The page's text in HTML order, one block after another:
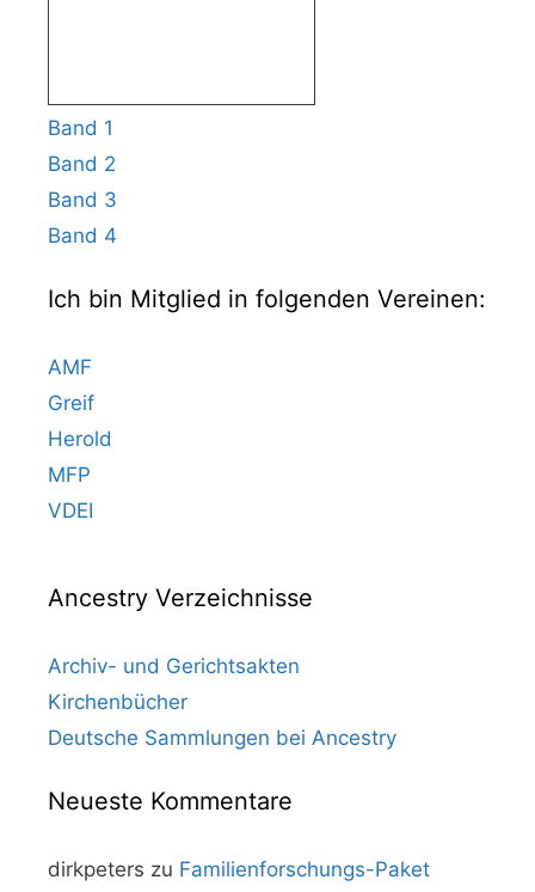
Band 1
Band 2
Band 3
Band 4
Ich bin Mitglied in folgenden Vereinen:
AMF
Greif
Herold
MFP
VDEI
Ancestry Verzeichnisse
Archiv- und Gerichtsakten
Kirchenbücher
Deutsche Sammlungen bei Ancestry
Neueste Kommentare
dirkpeters zu Familienforschungs-Paket